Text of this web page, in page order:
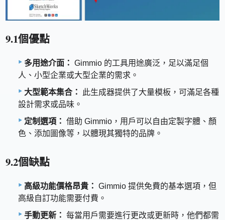
9.1個優點
多用途介面： Gimmio 的工具用途廣泛，足以滿足個
人、小型企業或大型企業的需求。
大型範本集合：
此生成器提供了大量模板，可滿足各種
設計需求或品味。
定制選項： 借助 Gimmio，用戶可以自由定製字體、顏
色、添加圖像等，以體現其獨特的品牌。
9.2個缺點
高級功能價格昂貴： Gimmio 提供免費的基本選項，但
高級自訂功能需要付費。
手動更新： 每當用戶需要進行更改或更新時，他們都需